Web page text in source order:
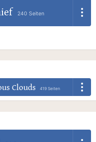
240 Seiten
Clouds 419 Seiten